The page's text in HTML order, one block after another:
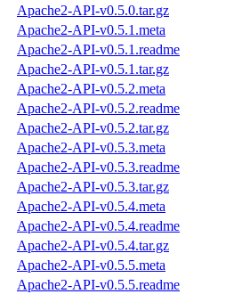
Apache2-API-v0.5.0.tar.gz
Apache2-API-v0.5.1.meta
Apache2-API-v0.5.1.readme
Apache2-API-v0.5.1.tar.gz
Apache2-API-v0.5.2.meta
Apache2-API-v0.5.2.readme
Apache2-API-v0.5.2.tar.gz
Apache2-API-v0.5.3.meta
Apache2-API-v0.5.3.readme
Apache2-API-v0.5.3.tar.gz
Apache2-API-v0.5.4.meta
Apache2-API-v0.5.4.readme
Apache2-API-v0.5.4.tar.gz
Apache2-API-v0.5.5.meta
Apache2-API-v0.5.5.readme